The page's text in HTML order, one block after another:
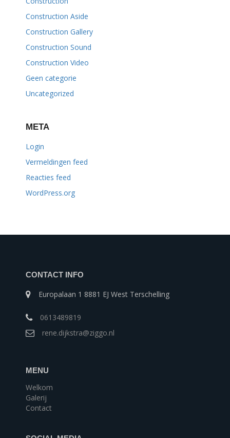
Construction Aside
Construction Gallery
Construction Sound
Construction Video
Geen categorie
Uncategorized
META
Login
Vermeldingen feed
Reacties feed
WordPress.org
CONTACT INFO
Europalaan 1 8881 EJ West Terschelling
0613489819
rene.dijkstra@ziggo.nl
MENU
Welkom
Galerij
Contact